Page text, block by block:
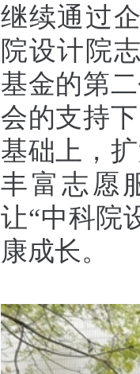
继续通过
院设计院
基金的第
会的支持
基础上，
丰富志愿
让“中科院
康成长。